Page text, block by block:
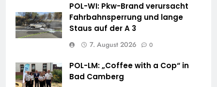
POL-WI: Pkw-Brand verursacht
Fahrbahnsperrung und lange
Staus auf der A 3
7. August 2026 0
POL-LM: „Coffee with a Cop“ in
Bad Camberg